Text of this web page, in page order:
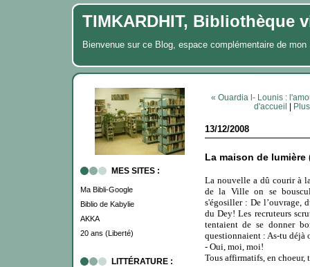
TIMKARDHIT, Bibliothèque
Bienvenue sur ce Blog, espace complémentaire de
MES SITES :
Ma Bibli-Google
Biblio de Kabylie
AKKA
20 ans (Liberté)
LITTÉRATURE :
« Ouardia l- Lounis :
d'accueil |
13/12/2008
La maison de lumière
La nouvelle a dû courir à
de la Ville on se
s'égosiller : De l’ouvrage,
du Dey! Les recruteurs
tentaient de se donner
questionnaient : As-tu déjà
- Oui, moi, moi!
Tous affirmatifs, en choeur,